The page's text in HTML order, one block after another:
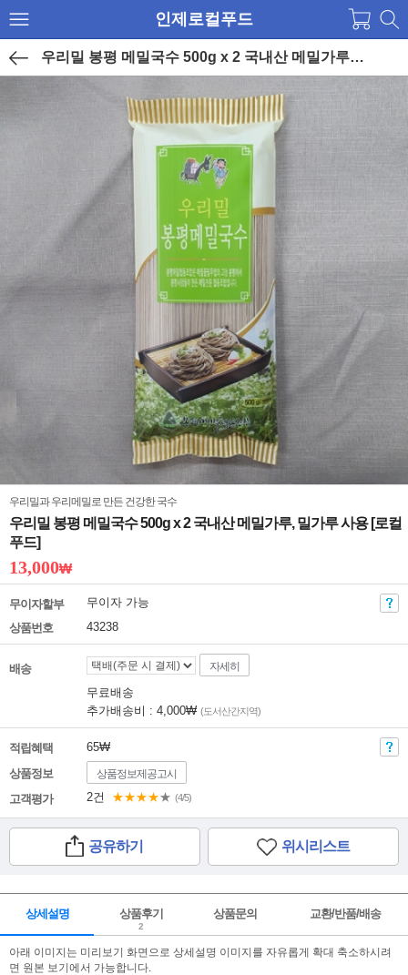
인제로컬푸드
우리밀 봉평 메밀국수 500g x 2 국내산 메밀가루, 밀가루 사용 [로컬푸드]
우리밀과 우리메밀로 만든 건강한 국수
우리밀 봉평 메밀국수 500g x 2 국내산 메밀가루, 밀가루 사용 [로컬
푸드]
13,000₩
무이자할부
무이자 가능
상품번호
43238
배송 자세히
무료배송
추가배송비 : 4,000₩ (도서산간지역)
적립혜택
65₩
상품정보
상품정보제공고시
고객평가 2건 ★★★★★ (4/5)
공유하기 위시리스트
상세설명 상품후기
2
상품문의 교환/반품/배송
아래 이미지는 미리보기 화면으로 상세설명 이미지를 자유롭게 확대 축소하시려
면 원본 보기에서 가능합니다.